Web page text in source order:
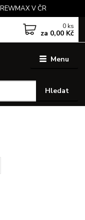
V ČR
Menu
Hledat
0 ks
za 0,00 Kč